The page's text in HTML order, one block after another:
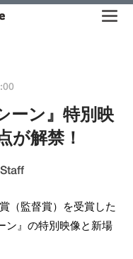
ーン』特別映
が解禁！
（監督賞）を受賞した
ン』の特別映像と新場